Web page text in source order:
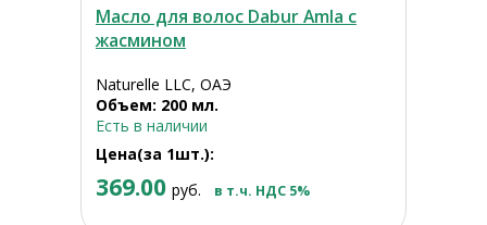
Масло для волос Dabur Amla с
жасмином
Naturelle LLC, ОАЭ
Объем: 200 мл.
Есть в наличии
Цена(за 1шт.):
369.00 руб. в т.ч. НДС 5%